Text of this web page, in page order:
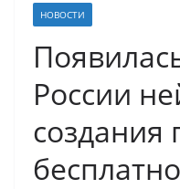
НОВОСТИ
России
создания
бесплатно